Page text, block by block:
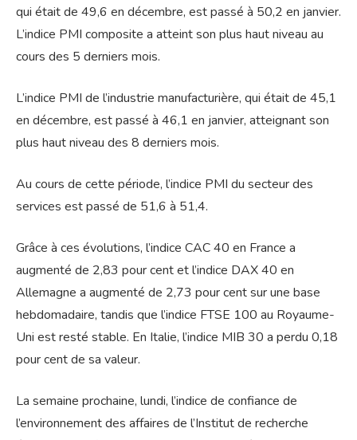
qui était de 49,6 en décembre, est passé à 50,2 en janvier.
L’indice PMI composite a atteint son plus haut niveau au
cours des 5 derniers mois.
L’indice PMI de l’industrie manufacturière, qui était de 45,1
en décembre, est passé à 46,1 en janvier, atteignant son
plus haut niveau des 8 derniers mois.
Au cours de cette période, l’indice PMI du secteur des
services est passé de 51,6 à 51,4.
Grâce à ces évolutions, l’indice CAC 40 en France a
augmenté de 2,83 pour cent et l’indice DAX 40 en
Allemagne a augmenté de 2,73 pour cent sur une base
hebdomadaire, tandis que l’indice FTSE 100 au Royaume-
Uni est resté stable. En Italie, l’indice MIB 30 a perdu 0,18
pour cent de sa valeur.
La semaine prochaine, lundi, l’indice de confiance de
l’environnement des affaires de l’Institut de recherche